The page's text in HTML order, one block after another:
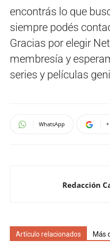
encontrás lo que
siempre podés
Gracias por elegir
membresía y
series y películas
WhatsApp
Redacción
Artículo relacionados Más